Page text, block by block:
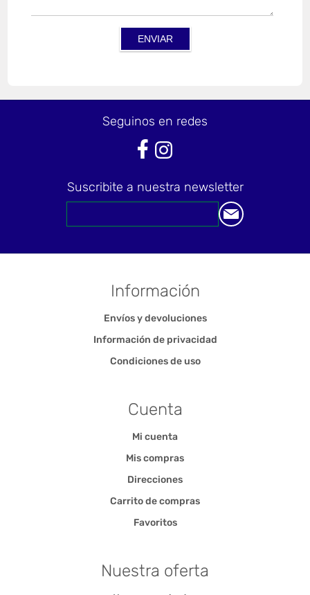
Seguinos en redes
Suscribite a nuestra newsletter
Información
Envíos y devoluciones
Información de privacidad
Condiciones de uso
Cuenta
Mi cuenta
Mis compras
Direcciones
Carrito de compras
Favoritos
Nuestra oferta